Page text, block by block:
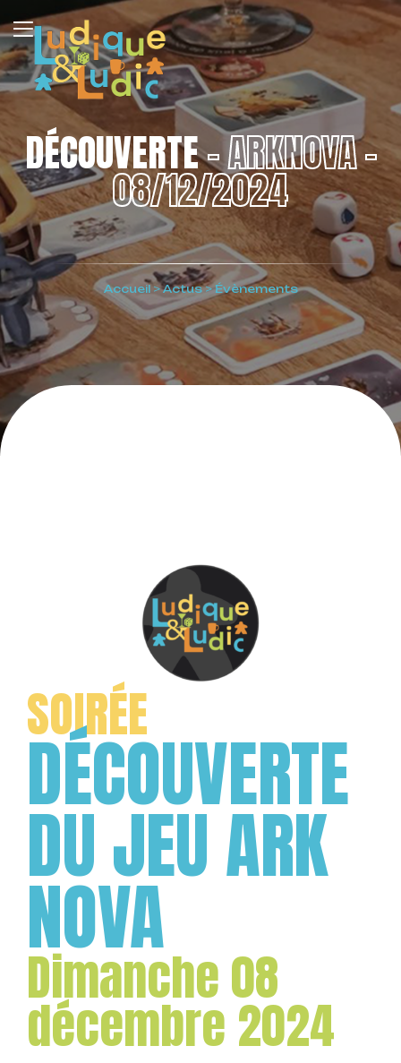
DÉCOUVERTE– ARKNOVA –
08/12/2024
Accueil>Actus>Évènements
SOIRÉE
DÉCOUVERTE
DU JEU ARK
NOVA
Dimanche 08
décembre 2024